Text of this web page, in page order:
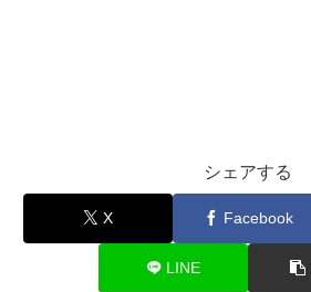
シェアする
X Facebook
LINE